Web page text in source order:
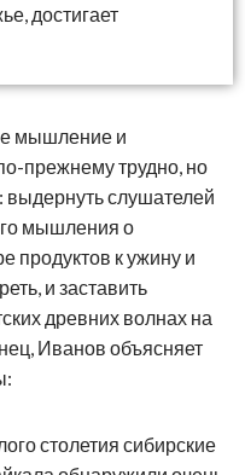
достигает
мышление и
прежнему трудно, но
выдернуть слушателей
мышления о
продуктов к ужину и
и заставить
древних волнах на
Иванов объясняет
столетия сибирские